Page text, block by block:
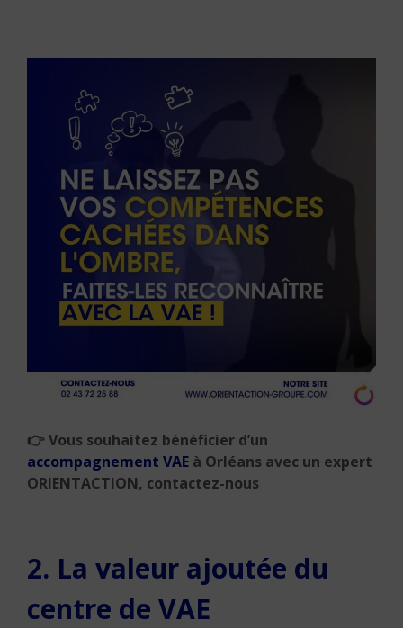
👉Vous souhaitez bénéficier d’un
accompagnement VAE à Orléans avec un expert
ORIENTACTION, contactez-nous
2. La valeur ajoutée du
centre de VAE